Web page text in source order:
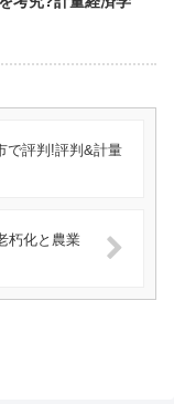
で評判!評判&計量
朽化と農業